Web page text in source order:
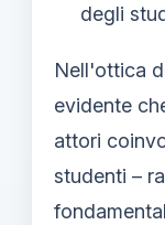
degli
Nell'ottica
evidente
attori
studenti –